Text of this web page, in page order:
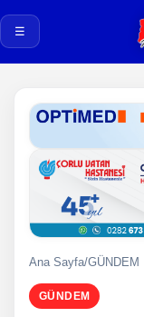
☰
Ana Sayfa/GÜNDEM
GÜNDEM